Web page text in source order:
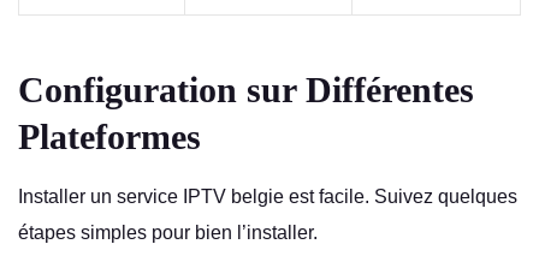
Configuration sur Différentes
Plateformes
Installer un service IPTV belgie est facile. Suivez quelques
étapes simples pour bien l’installer.